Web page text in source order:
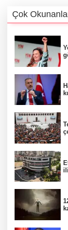
Çok